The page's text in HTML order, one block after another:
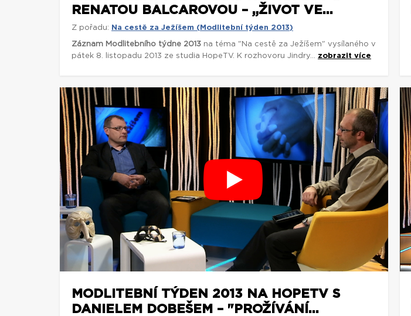
RENATOU BALCAROVOU – „ŽIVOT VE...
Z pořadu: Na cestě za Ježíšem (Modlitební týden 2013)
Záznam Modlitebního týdne 2013 na téma "Na cestě za Ježíšem" vysílaného v
pátek 8. listopadu 2013 ze studia HopeTV. K rozhovoru Jindry... zobrazit více
MODLITEBNÍ TÝDEN 2013 NA HOPETV S
DANIELEM DOBEŠEM – "PROŽÍVÁNÍ...